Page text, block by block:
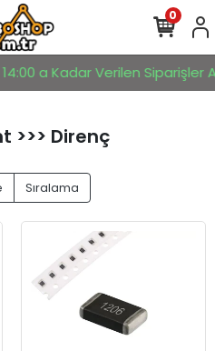
a Kadar Verilen Siparişler
0
>>> Direnç
Sıralama